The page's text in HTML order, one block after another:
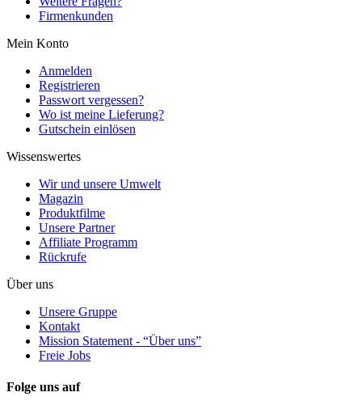
Firmenkunden
Mein Konto
Anmelden
Registrieren
Passwort vergessen?
Wo ist meine Lieferung?
Gutschein einlösen
Wissenswertes
Wir und unsere Umwelt
Magazin
Produktfilme
Unsere Partner
Affiliate Programm
Rückrufe
Über uns
Unsere Gruppe
Kontakt
Mission Statement - “Über uns”
Freie Jobs
Folge uns auf